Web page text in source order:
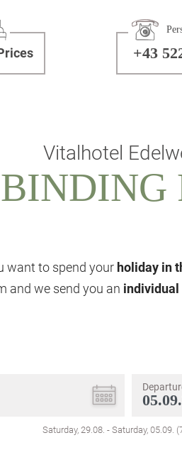
+43
Vitalhotel
want to spend your holiday in
and we send you an
Saturday, 29.08. - Saturday, 05.09. (